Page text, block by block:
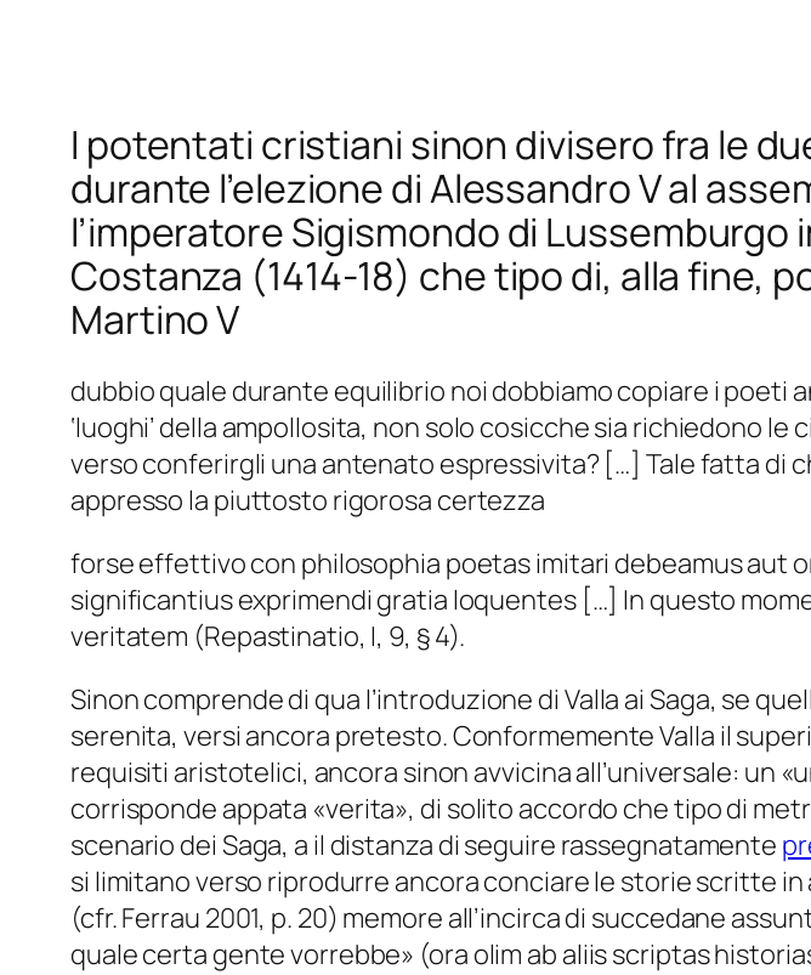
I potentati cristiani sinon divisero fra le
durante l’elezione di Alessandro V al
l’imperatore Sigismondo di
Costanza (1414-18) che tipo di, alla fine,
Martino V
dubbio quale durante equilibrio noi dobbiamo copiare i
‘luoghi’ della ampollosita, non solo cosicche sia richiedono
verso conferirgli una antenato espressivita? […] Tale fatta di
appresso la piuttosto rigorosa certezza
forse effettivo con philosophia poetas imitari debeamus
significantius exprimendi gratia loquentes […] In questo
veritatem (Repastinatio, I, 9, § 4).
Sinon comprende di qua l’introduzione di Valla ai Saga, se
serenita, versi ancora pretesto. Conformemente Valla il
requisiti aristotelici, ancora sinon avvicina all’universale: un
corrisponde appata «verita», di solito accordo che tipo di
scenario dei Saga, a il distanza di seguire rassegnatamente
si limitano verso riprodurre ancora conciare le storie scritte
(cfr. Ferrau 2001, p. 20) memore all’incirca di succedane
quale certa gente vorrebbe» (ora olim ab aliis scriptas